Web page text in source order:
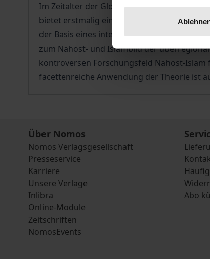
Im Zeitalter der Globalisierung wird es
bietet erstmalig eine umfassende
der Basis eines interdisziplinären Ansatzes
zum Nahost- und Islambild der
kontroversen Forschungsfeld Nahost-
facettenreiche Anwendung der Theorie ist
Über Nomos
Nomos Verlagsgesellschaft
Presseservice
Karriere
Unsere Verlage
Inlibra
Online-Module
Zeitschriften
NomosEvents
Abo